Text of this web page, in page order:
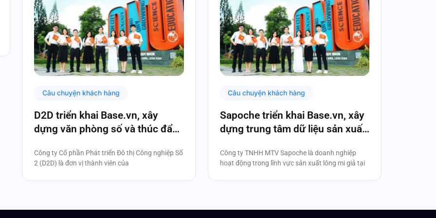
Câu chuyện khách hàng
D2D triển khai Base.vn, xây
dựng văn phòng số và thúc đẩy
Công ty Cổ phần Phát triển Đô thị Công nghiệp Số
2 (D2D) là đơn vị thành viên của
Câu chuyện khách hàng
Sapoche triển khai Base.vn, xây
dựng trung tâm dữ liệu sản xuất
Công ty TNHH MTV Sapoche là doanh nghiệp
hoạt động trong lĩnh vực sản xuất lông mi giả tại